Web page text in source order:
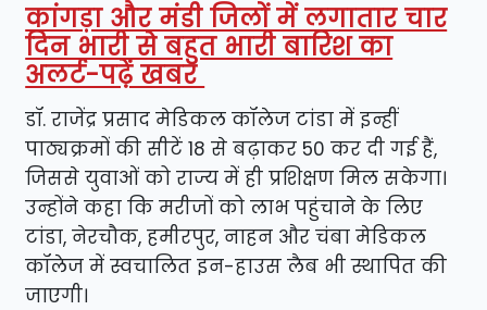
कांगड़ा और मंडी जिलों में लगातार चार
दिन भारी से बहुत भारी बारिश का
अलर्ट-पढ़ें खबर
डॉ. राजेंद्र प्रसाद मेडिकल कॉलेज टांडा में इन्हीं
पाठ्यक्रमों की सीटें 18 से बढ़ाकर 50 कर दी गई हैं,
जिससे युवाओं को राज्य में ही प्रशिक्षण मिल सकेगा।
उन्होंने कहा कि मरीजों को लाभ पहुंचाने के लिए
टांडा, नेरचौक, हमीरपुर, नाहन और चंबा मेडिकल
कॉलेज में स्वचालित इन-हाउस लैब भी स्थापित की
जाएगी।